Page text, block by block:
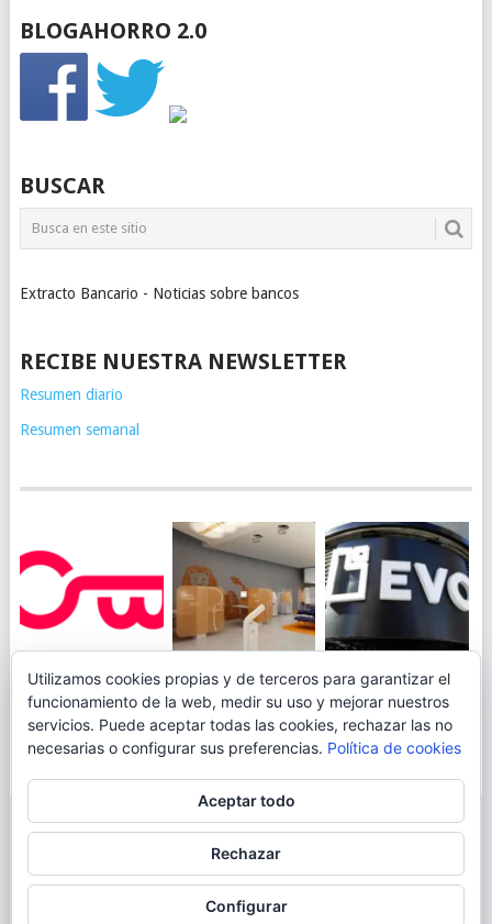
BLOGAHORRO 2.0
BUSCAR
Extracto Bancario - Noticias sobre bancos
RECIBE NUESTRA NEWSLETTER
Resumen diario
Resumen semanal
JUEGA AL
CANICÓDROMO
DIGITAL DE
OPENBANK
ING TOCA SUELO EN
LA RENTABILIDAD
DE SU CUENTA
NARANJA: 0,01% TAE
EVO BANK
PERMITIRÁ
INGRESAR DINERO
DESDE LAS OFICINAS
© 2026BLOGAHORRO.
CONTACTA CON EL AUTOR
MAPA DE LA WEB
MÁS INFORMACIÓN SOBRE LAS COOKIES
Utilizamos cookies propias y de terceros para garantizar el
funcionamiento de la web, medir su uso y mejorar nuestros
servicios. Puede aceptar todas las cookies, rechazar las no
necesarias o configurar sus preferencias. Política de cookies
Aceptar todo
Rechazar
Configurar